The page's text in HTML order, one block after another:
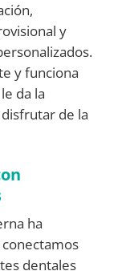
y
y funciona
da la
de la
ha
dentales